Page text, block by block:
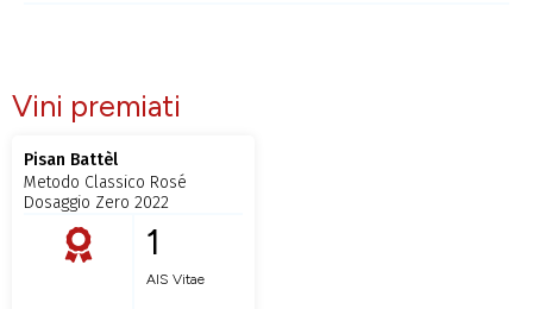
Vini premiati
Pisan Battèl
Metodo Classico Rosé
Dosaggio Zero 2022
1
AIS Vitae